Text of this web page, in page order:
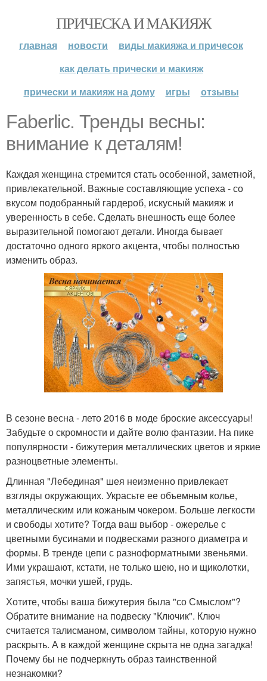
ПРИЧЕСКА И МАКИЯЖ
главная новости
виды макияжа и причесок
как делать прически и макияж
прически и макияж на дому
игры отзывы
Faberlic. Тренды весны:
внимание к деталям!
Каждая женщина стремится стать особенной, заметной,
привлекательной. Важные составляющие успеха - со
вкусом подобранный гардероб, искусный макияж и
уверенность в себе. Сделать внешность еще более
выразительной помогают детали. Иногда бывает
достаточно одного яркого акцента, чтобы полностью
изменить образ.
В сезоне весна - лето 2016 в моде броские аксессуары!
Забудьте о скромности и дайте волю фантазии. На пике
популярности - бижутерия металлических цветов и яркие
разноцветные элементы.
Длинная "Лебединая" шея неизменно привлекает
взгляды окружающих. Украсьте ее объемным колье,
металлическим или кожаным чокером. Больше легкости
и свободы хотите? Тогда ваш выбор - ожерелье с
цветными бусинами и подвесками разного диаметра и
формы. В тренде цепи с разноформатными звеньями.
Ими украшают, кстати, не только шею, но и щиколотки,
запястья, мочки ушей, грудь.
Хотите, чтобы ваша бижутерия была "со Смыслом"?
Обратите внимание на подвеску "Ключик". Ключ
считается талисманом, символом тайны, которую нужно
раскрыть. А в каждой женщине скрыта не одна загадка!
Почему бы не подчеркнуть образ таинственной
незнакомки?